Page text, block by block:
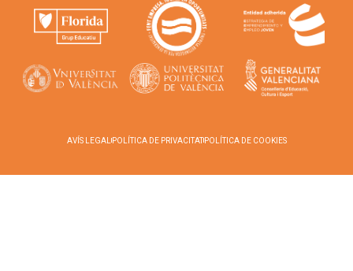
AVÍS LEGAL POLÍTICA DE PRIVACITATPOLÍTICA DE COOKIES